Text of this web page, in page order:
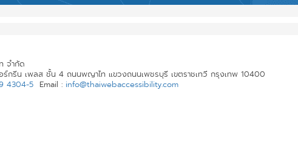
จำกัด
อร์กรีน เพลส ชั้น 4 ถนนพญาไท แขวงถนนเพชรบุรี เขตราชเทวี กรุงเทพ 10400
4304-5 Email : info@thaiwebaccessibility.com